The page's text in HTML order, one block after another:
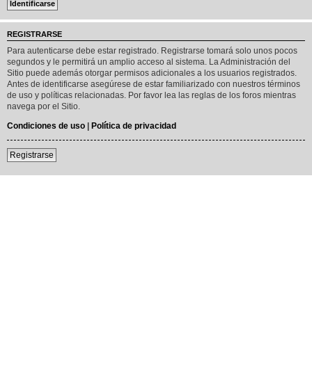
REGISTRARSE
Para autenticarse debe estar registrado. Registrarse tomará solo unos pocos
segundos y le permitirá un amplio acceso al sistema. La Administración del
Sitio puede además otorgar permisos adicionales a los usuarios registrados.
Antes de identificarse asegúrese de estar familiarizado con nuestros términos
de uso y políticas relacionadas. Por favor lea las reglas de los foros mientras
navega por el Sitio.
Condiciones de uso | Política de privacidad
Registrarse